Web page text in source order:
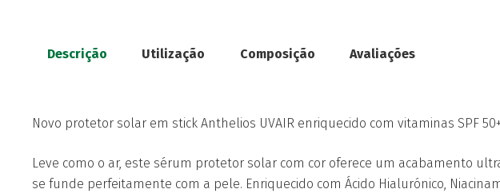
Descrição Utilização Composição Avaliações
Novo protetor solar em stick Anthelios UVAIR enriquecido com vitaminas SPF
Leve como o ar, este sérum protetor solar com cor oferece um acabamento
se funde perfeitamente com a pele. Enriquecido com Ácido Hialurónico,